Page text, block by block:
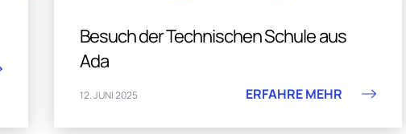
Besuch der Technischen Schule aus
Ada
12. JUNI 2025 ERFAHRE MEHR